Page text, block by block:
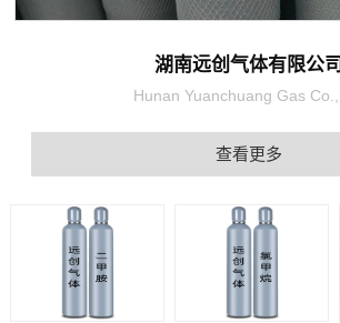
湖南远创气体有限公司
Hunan Yuanchuang Gas
查看更多